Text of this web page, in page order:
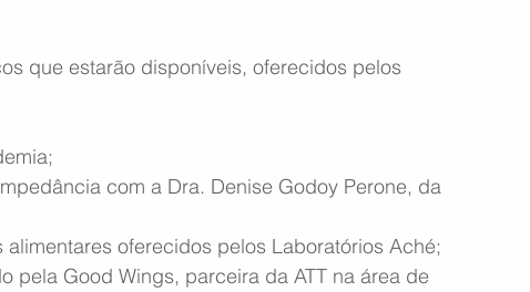
que estarão disponíveis, oferecidos pelos
com a Dra. Denise Godoy Perone, da
oferecidos pelos Laboratórios Aché;
pela Good Wings, parceira da ATT na área de